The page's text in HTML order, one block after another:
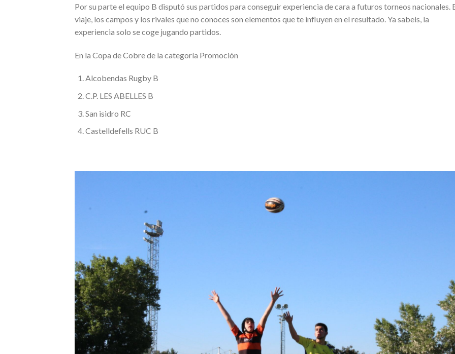
Por su parte el equipo B disputó sus partidos para conseguir experiencia de cara a futuros torneos nacionales.
viaje, los campos y los rivales que no conoces son elementos que te influyen en el resultado. Ya sabeis, la
experiencia solo se coge jugando partidos.
En la Copa de Cobre de la categoría Promoción
Alcobendas Rugby B
C.P. LES ABELLES B
San isidro RC
Castelldefells RUC B